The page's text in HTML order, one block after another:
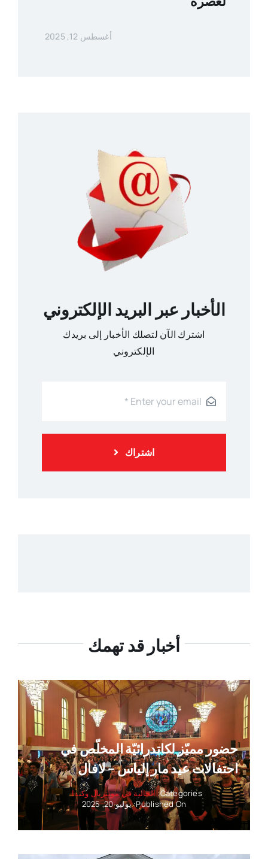
أغسطس 12, 2025
الأخبار عبر البريد الإلكتروني
اشترك الآن لتصلك الأخبار إلى بريدك
الإلكتروني
اشتراك
أخبار قد تهمك
حضور مميّز لكاتدرائيّة المخلّص في
احتفالات عيد مار إلياس – لافال
Categories: الجالية في مونتريال وكندا
Published On: يوليو 20, 2025